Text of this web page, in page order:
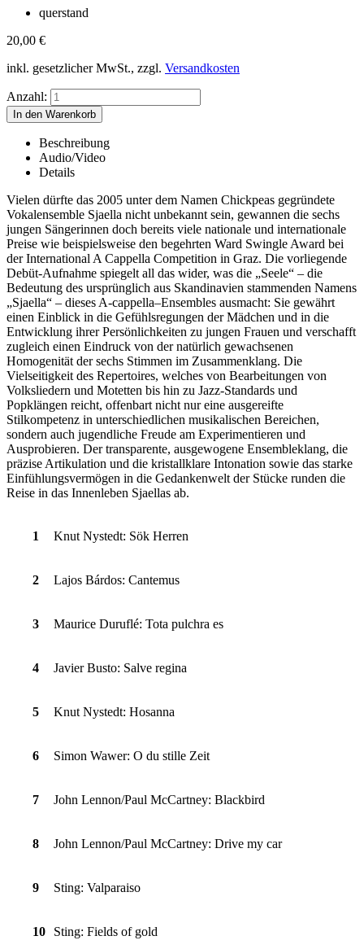
querstand
20,00 €
inkl. gesetzlicher MwSt., zzgl. Versandkosten
Anzahl:
Beschreibung
Audio/Video
Details
Vielen dürfte das 2005 unter dem Namen Chickpeas gegründete
Vokalensemble Sjaella nicht unbekannt sein, gewannen die sechs
jungen Sängerinnen doch bereits viele nationale und internationale
Preise wie beispielsweise den begehrten Ward Swingle Award bei
der International A Cappella Competition in Graz. Die vorliegende
Debüt-Aufnahme spiegelt all das wider, was die „Seele“ – die
Bedeutung des ursprünglich aus Skandinavien stammenden Namens
„Sjaella“ – dieses A-cappella–Ensembles ausmacht: Sie gewährt
einen Einblick in die Gefühlsregungen der Mädchen und in die
Entwicklung ihrer Persönlichkeiten zu jungen Frauen und verschafft
zugleich einen Eindruck von der natürlich gewachsenen
Homogenität der sechs Stimmen im Zusammenklang. Die
Vielseitigkeit des Repertoires, welches von Bearbeitungen von
Volksliedern und Motetten bis hin zu Jazz-Standards und
Popklängen reicht, offenbart nicht nur eine ausgereifte
Stilkompetenz in unterschiedlichen musikalischen Bereichen,
sondern auch jugendliche Freude am Experimentieren und
Ausprobieren. Der transparente, ausgewogene Ensembleklang, die
präzise Artikulation und die kristallklare Intonation sowie das starke
Einfühlungsvermögen in die Gedankenwelt der Stücke runden die
Reise in das Innenleben Sjaellas ab.
1 Knut Nystedt: Sök Herren
2 Lajos Bárdos: Cantemus
3 Maurice Duruflé: Tota pulchra es
4 Javier Busto: Salve regina
5 Knut Nystedt: Hosanna
6 Simon Wawer: O du stille Zeit
7 John Lennon/Paul McCartney: Blackbird
8 John Lennon/Paul McCartney: Drive my car
9 Sting: Valparaiso
10 Sting: Fields of gold